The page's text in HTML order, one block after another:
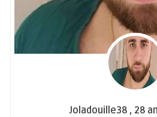
Joladouille38 , 28